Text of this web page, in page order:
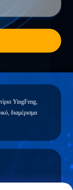
YingFeng,
διαμέρισμα